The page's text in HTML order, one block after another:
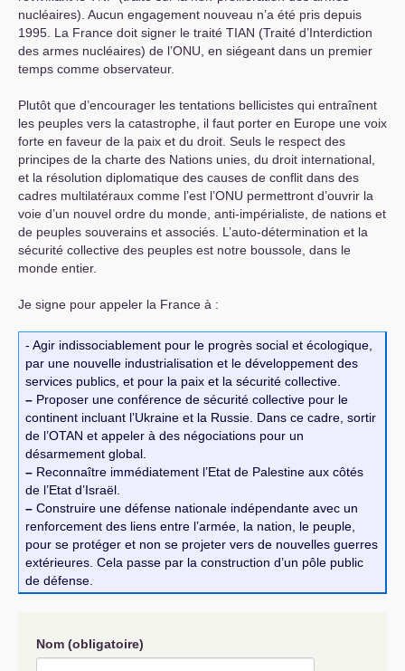
nucléaires). Aucun engagement nouveau n’a été pris depuis
1995. La France doit signer le traité TIAN (Traité d’Interdiction
des armes nucléaires) de l’ONU , en siégeant dans un premier
temps comme observateur.
Plutôt que d’encourager les tentations bellicistes qui entraînent
les peuples vers la catastrophe, il faut porter en Europe une voix
forte en faveur de la paix et du droit. Seuls le respect des
principes de la charte des Nations unies, du droit international,
et la résolution diplomatique des causes de conflit dans des
cadres multilatéraux comme l’est l’ONU permettront d’ouvrir la
voie d’un nouvel ordre du monde, anti-impérialiste, de nations et
de peuples souverains et associés. L’auto-détermination et la
sécurité collective des peuples est notre boussole, dans le
monde entier.
Je signe pour appeler la France à :
- Agir indissociablement pour le progrès social et écologique,
par une nouvelle industrialisation et le développement des
services publics, et pour la paix et la sécurité collective.
– Proposer une conférence de sécurité collective pour le
continent incluant l’Ukraine et la Russie. Dans ce cadre, sortir
de l’OTAN et appeler à des négociations pour un
désarmement global.
– Reconnaître immédiatement l’Etat de Palestine aux côtés
de l’Etat d’Israël.
– Construire une défense nationale indépendante avec un
renforcement des liens entre l’armée, la nation, le peuple,
pour se protéger et non se projeter vers de nouvelles guerres
extérieures. Cela passe par la construction d’un pôle public
de défense.
Nom (obligatoire)